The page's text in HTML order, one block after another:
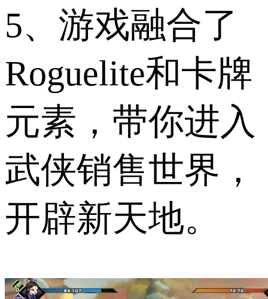
5、游戏融合了
Roguelite和卡牌
元素，带你进入
武侠销售世界，
开辟新天地。